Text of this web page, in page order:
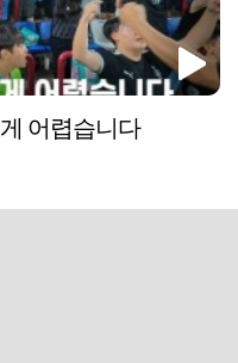
어렵습니다